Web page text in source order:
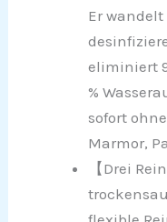
Er
eliminiert
%
sofort
Marmor,
【Drei